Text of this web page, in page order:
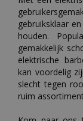
gebruiksklaar
houden.
gemakkelijk
elektrische
kan voordelig
slecht tegen
ruim